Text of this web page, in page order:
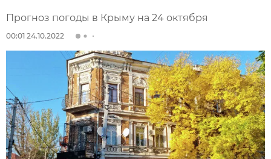
Прогноз погоды в Крыму на 24 октября
00:01 24.10.2022